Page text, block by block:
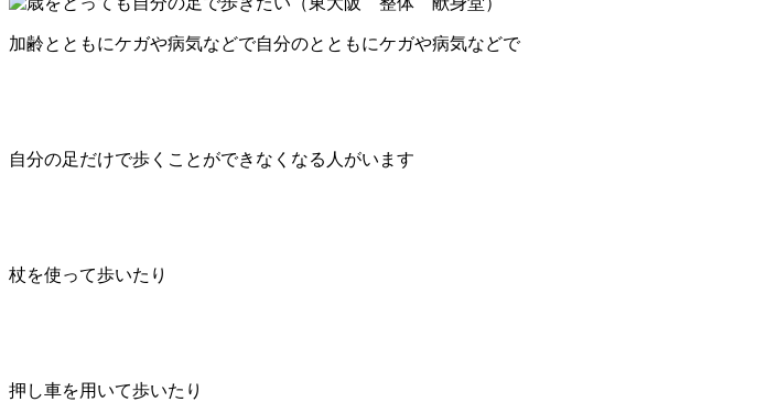
加齢とともにケガや病気などで自分のとともにケガや病気などで
自分の足だけで歩くことができなくなる人がいます
杖を使って歩いたり
押し車を用いて歩いたり